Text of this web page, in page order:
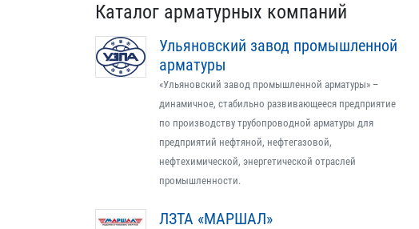
Каталог арматурных компаний
Ульяновский завод промышленной
арматуры
«Ульяновский завод промышленной арматуры» –
динамичное, стабильно развивающееся предприятие
по производству трубопроводной арматуры для
предприятий нефтяной, нефтегазовой,
нефтехимической, энергетической отраслей
промышленности.
ЛЗТА «МАРШАЛ»